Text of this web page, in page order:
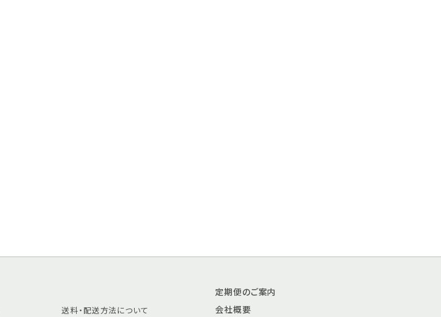
送料・配送方法について
定期便のご案内
会社概要